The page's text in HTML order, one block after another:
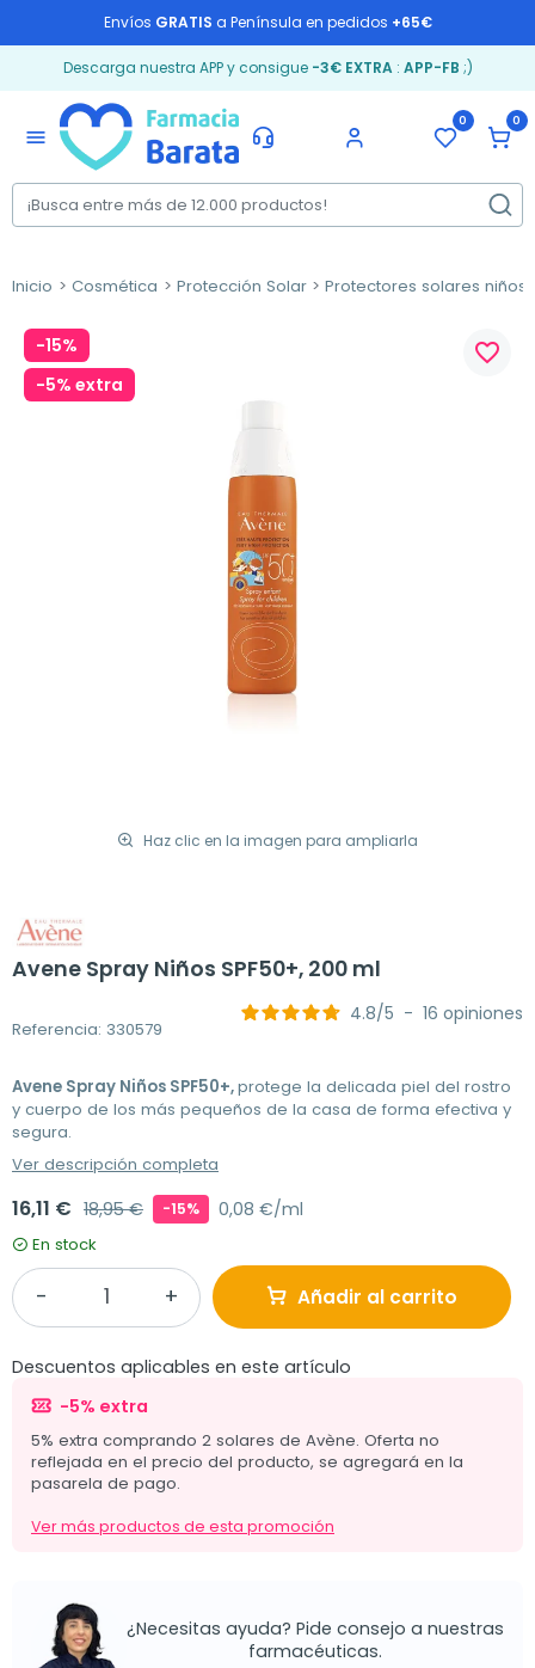
Envíos GRATIS a Península en pedidos +65€
Descarga nuestra APP y consigue -3€ EXTRA: APP-FB ;)
menu
0 0
Inicio Cosmética Protección Solar Protectores solares niños
-15%
-5% extra
Haz clic en la imagen para ampliarla
favorite_border
Avene Spray Niños SPF50+, 200 ml
Referencia: 330579
4.8/5 - 16 opiniones
Avene Spray Niños SPF50+,protege la delicada piel del rostro
y cuerpo de los más pequeños de la casa de forma efectiva y
segura.
Ver descripción completa
16,11 € 18,95 € -15% 0,08 €/ml
En stock
Añadir al carrito
Descuentos aplicables en este artículo
-5% extra
5% extra comprando 2 solares de Avène. Oferta no
reflejada en el precio del producto, se agregará en la
pasarela de pago.
Ver más productos de esta promoción
¿Necesitas ayuda? Pide consejo a nuestras
farmacéuticas.